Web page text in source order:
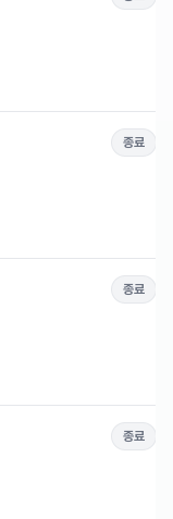
종료
종료
종료